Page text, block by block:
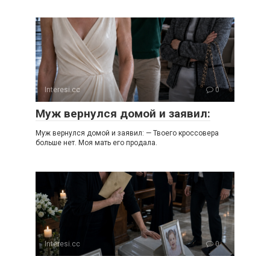
Interesi.cc 0
Муж вернулся домой и заявил:
Муж вернулся домой и заявил: — Твоего кроссовера
больше нет. Моя мать его продала.
Interesi.cc 0